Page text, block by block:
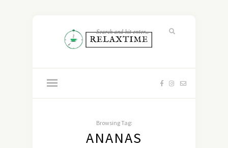
Browsing Tag:
ANANAS